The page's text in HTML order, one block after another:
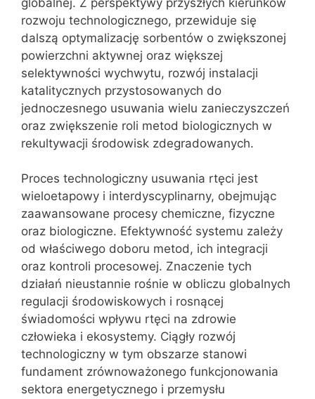
rozwoju technologicznego, przewiduje się
dalszą optymalizację sorbentów o zwiększonej
powierzchni aktywnej oraz większej
selektywności wychwytu, rozwój instalacji
katalitycznych przystosowanych do
jednoczesnego usuwania wielu zanieczyszczeń
oraz zwiększenie roli metod biologicznych w
rekultywacji środowisk zdegradowanych.
Proces technologiczny usuwania rtęci jest
wieloetapowy i interdyscyplinarny, obejmując
zaawansowane procesy chemiczne, fizyczne
oraz biologiczne. Efektywność systemu zależy
od właściwego doboru metod, ich integracji
oraz kontroli procesowej. Znaczenie tych
działań nieustannie rośnie w obliczu globalnych
regulacji środowiskowych i rosnącej
świadomości wpływu rtęci na zdrowie
człowieka i ekosystemy. Ciągły rozwój
technologiczny w tym obszarze stanowi
fundament zrównoważonego funkcjonowania
sektora energetycznego i przemysłu